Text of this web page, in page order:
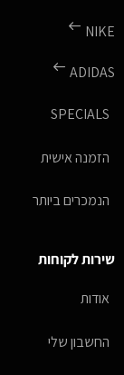
NIKE
ADIDAS
SPECIALS
הזמנה אישית
הנמכרים ביותר
שירות לקוחות
אודות
החשבון שלי